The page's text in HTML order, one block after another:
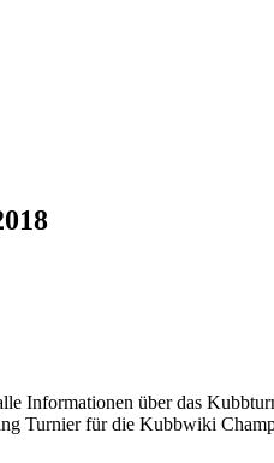
Informationen über das
Turnier für die Kubbwiki